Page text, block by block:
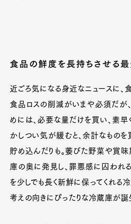
食品の鮮度を長持ちさせる
近ごろ気になる身近なニュースに、
食品ロスの削減がいまや必須だが
めには、必要な量だけを買い、素早
かしつい気が緩むと、余計なものを
貯め込んだりも。萎びた野菜や賞
庫の奥に発見し、罪悪感に囚われる
を少しでも長く新鮮に保ってくれ
考えの向きにぴったりな冷蔵庫が誕